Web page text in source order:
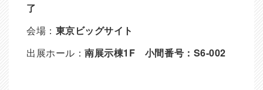
了
会場： 東京ビッグサイト
出展ホール：南展示棟1F 小間番号：S6-002